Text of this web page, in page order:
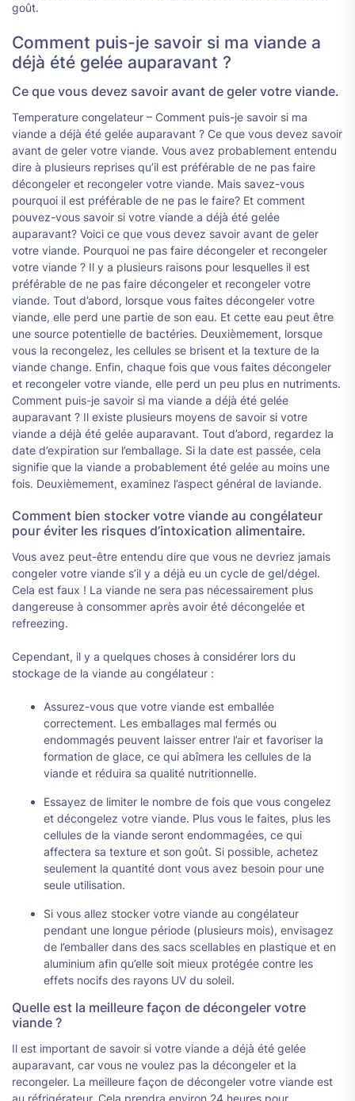
goût.
Comment puis-je savoir si ma viande a
déjà été gelée auparavant ?
Ce que vous devez savoir avant de geler votre viande.
Temperature congelateur – Comment puis-je savoir si ma
viande a déjà été gelée auparavant ? Ce que vous devez savoir
avant de geler votre viande. Vous avez probablement entendu
dire à plusieurs reprises qu’il est préférable de ne pas faire
décongeler et recongeler votre viande. Mais savez-vous
pourquoi il est préférable de ne pas le faire? Et comment
pouvez-vous savoir si votre viande a déjà été gelée
auparavant? Voici ce que vous devez savoir avant de geler
votre viande. Pourquoi ne pas faire décongeler et recongeler
votre viande ? Il y a plusieurs raisons pour lesquelles il est
préférable de ne pas faire décongeler et recongeler votre
viande. Tout d’abord, lorsque vous faites décongeler votre
viande, elle perd une partie de son eau. Et cette eau peut être
une source potentielle de bactéries. Deuxièmement, lorsque
vous la recongelez, les cellules se brisent et la texture de la
viande change. Enfin, chaque fois que vous faites décongeler
et recongeler votre viande, elle perd un peu plus en nutriments.
Comment puis-je savoir si ma viande a déjà été gelée
auparavant ? Il existe plusieurs moyens de savoir si votre
viande a déjà été gelée auparavant. Tout d’abord, regardez la
date d’expiration sur l’emballage. Si la date est passée, cela
signifie que la viande a probablement été gelée au moins une
fois. Deuxièmement, examinez l’aspect général de laviande.
Comment bien stocker votre viande au congélateur
pour éviter les risques d’intoxication alimentaire.
Vous avez peut-être entendu dire que vous ne devriez jamais
congeler votre viande s’il y a déjà eu un cycle de gel/dégel.
Cela est faux ! La viande ne sera pas nécessairement plus
dangereuse à consommer après avoir été décongelée et
refreezing.
Cependant, il y a quelques choses à considérer lors du
stockage de la viande au congélateur :
Assurez-vous que votre viande est emballée
correctement. Les emballages mal fermés ou
endommagés peuvent laisser entrer l’air et favoriser la
formation de glace, ce qui abîmera les cellules de la
viande et réduira sa qualité nutritionnelle.
Essayez de limiter le nombre de fois que vous congelez
et décongelez votre viande. Plus vous le faites, plus les
cellules de la viande seront endommagées, ce qui
affectera sa texture et son goût. Si possible, achetez
seulement la quantité dont vous avez besoin pour une
seule utilisation.
Si vous allez stocker votre viande au congélateur
pendant une longue période (plusieurs mois), envisagez
de l’emballer dans des sacs scellables en plastique et en
aluminium afin qu’elle soit mieux protégée contre les
effets nocifs des rayons UV du soleil.
Quelle est la meilleure façon de décongeler votre
viande ?
Il est important de savoir si votre viande a déjà été gelée
auparavant, car vous ne voulez pas la décongeler et la
recongeler. La meilleure façon de décongeler votre viande est